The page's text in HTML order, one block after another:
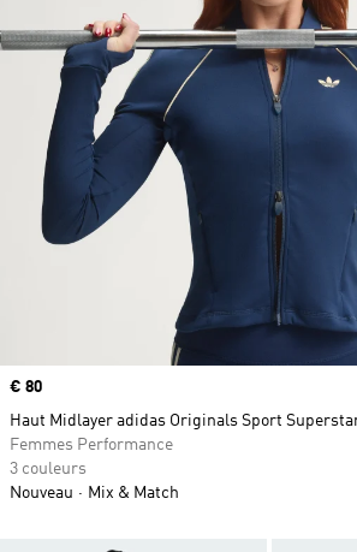
Prix
€ 80
Haut Midlayer adidas Originals Sport
Femmes Performance
3 couleurs
Nouveau
Mix & Match